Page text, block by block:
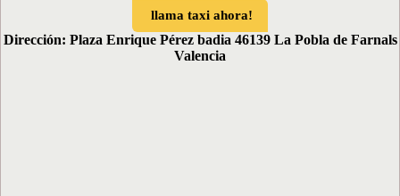
llama taxi ahora!
Dirección: Plaza Enrique Pérez badia 46139 La Pobla de Farnals
Valencia